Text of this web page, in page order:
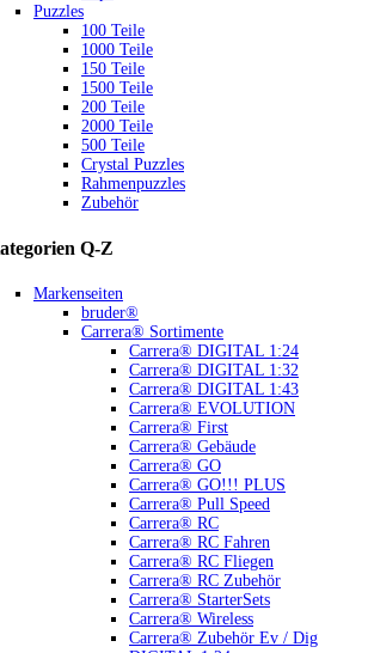
Puzzles
100 Teile
1000 Teile
150 Teile
1500 Teile
200 Teile
2000 Teile
500 Teile
Crystal Puzzles
Rahmenpuzzles
Zubehör
Q-Z
Markenseiten
bruder®
Carrera® Sortimente
Carrera® DIGITAL 1:24
Carrera® DIGITAL 1:32
Carrera® DIGITAL 1:43
Carrera® EVOLUTION
Carrera® First
Carrera® Gebäude
Carrera® GO
Carrera® GO!!! PLUS
Carrera® Pull Speed
Carrera® RC
Carrera® RC Fahren
Carrera® RC Fliegen
Carrera® RC Zubehör
Carrera® StarterSets
Carrera® Wireless
Carrera® Zubehör Ev / Dig